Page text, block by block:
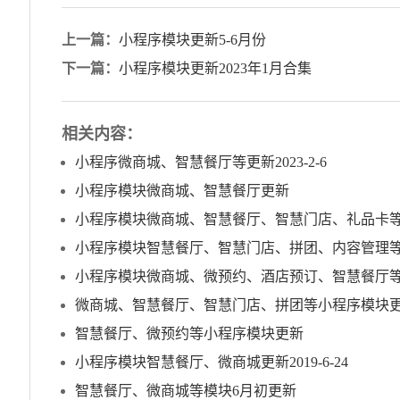
上一篇： 小程序模块更新5-6月份
下一篇： 小程序模块更新2023年1月合集
相关内容：
小程序微商城、智慧餐厅等更新2023-2-6
小程序模块微商城、智慧餐厅更新
小程序模块微商城、智慧餐厅、智慧门店、礼品卡
小程序模块智慧餐厅、智慧门店、拼团、内容管理
小程序模块微商城、微预约、酒店预订、智慧餐厅
微商城、智慧餐厅、智慧门店、拼团等小程序模块
智慧餐厅、微预约等小程序模块更新
小程序模块智慧餐厅、微商城更新2019-6-24
智慧餐厅、微商城等模块6月初更新